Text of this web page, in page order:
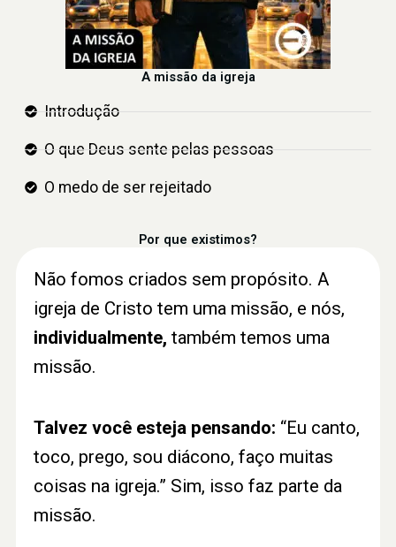
A missão da igreja
Introdução
O que Deus sente pelas pessoas
O medo de ser rejeitado
Por que existimos?
Não fomos criados sem propósito. A
igreja de Cristo tem uma missão, e nós,
individualmente, também temos uma
missão.
Talvez você esteja pensando: “Eu canto,
toco, prego, sou diácono, faço muitas
coisas na igreja.” Sim, isso faz parte da
missão.